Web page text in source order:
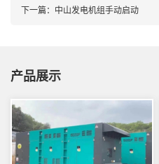
下一篇： 中山发电机组手动启动
产品展示